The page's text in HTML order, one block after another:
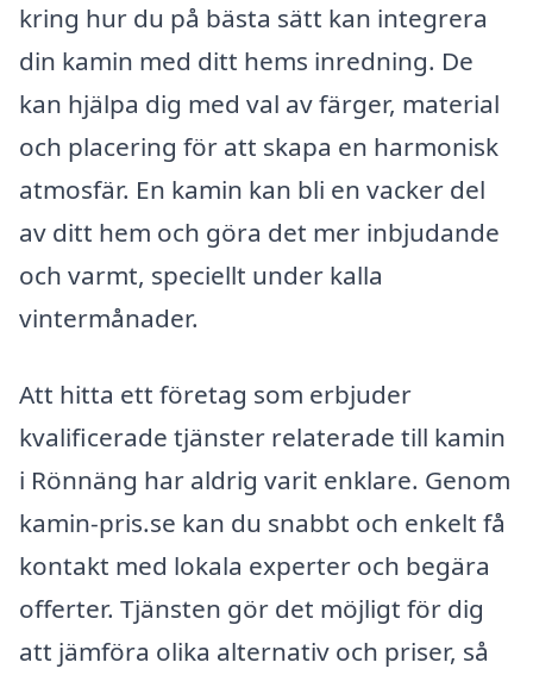
kring hur du på bästa sätt kan integrera
din kamin med ditt hems inredning. De
kan hjälpa dig med val av färger, material
och placering för att skapa en harmonisk
atmosfär. En kamin kan bli en vacker del
av ditt hem och göra det mer inbjudande
och varmt, speciellt under kalla
vintermånader.
Att hitta ett företag som erbjuder
kvalificerade tjänster relaterade till kamin
i Rönnäng har aldrig varit enklare. Genom
kamin-pris.se kan du snabbt och enkelt få
kontakt med lokala experter och begära
offerter. Tjänsten gör det möjligt för dig
att jämföra olika alternativ och priser, så